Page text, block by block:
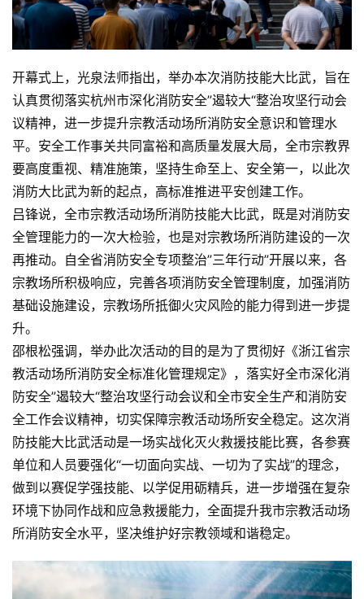
开幕式上，光泉法师指出，举办本次消防技能大比武，旨在
认真贯彻落实杭州市深化消防安全”遏较大“整治攻坚行动会
议精神，进一步提升宗教活动场所消防安全意识和管理水
平。安全工作事关共同富裕和高质量发展大局，全市宗教界
要高度重视、精准施策，坚持生命至上、安全第一，以此次
消防大比武为新的起点，高标准推进平安创建工作。
吕锋说，全市宗教活动场所消防技能大比武，既是对消防安
全管理能力的一次大检验，也是对宗教场所消防建设的一次
再推动。自全省消防安全专项整治”三年行动”开展以来，各
宗教场所积极响应，完善各项消防安全管理制度，加强消防
基础设施建设，宗教场所抵御火灾风险的能力得到进一步提
升。
邵根松强调，举办此次活动的目的是为了贯彻好《浙江省宗
教活动场所消防安全标准化管理规定》，落实好全市深化消
防安全”遏较大“整治攻坚行动会议和全市安全生产和消防安
全工作会议精神，切实保障宗教活动场所安全稳定。这次消
防技能大比武活动是一场实战化灭火救援技能比赛，各参赛
单位和人员要强化“一切面向实战、一切为了实战”的理念，
做到以赛促学强技能、以学促用砺精兵，进一步增强在复杂
环境下协同作战和应急救援能力，全面提升我市宗教活动场
所消防安全水平，坚决维护好宗教领域和谐稳定。